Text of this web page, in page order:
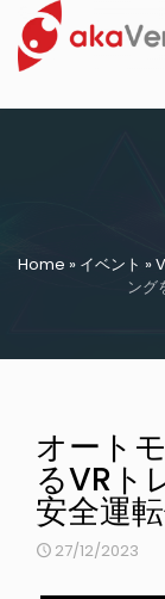
Home » イベント »
ング
オート
るVRト
安全運
27/12/2023